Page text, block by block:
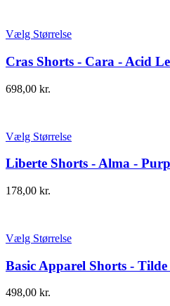
Vælg Størrelse
Cras Shorts - Cara - Acid
698,00 kr.
Vælg Størrelse
Liberte Shorts - Alma -
178,00 kr.
Vælg Størrelse
Basic Apparel Shorts -
498,00 kr.